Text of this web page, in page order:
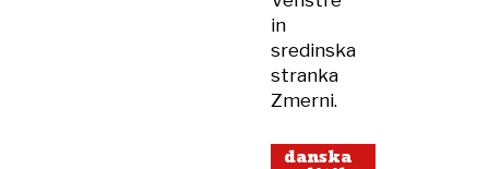
in
sredinska
stranka
Zmerni.
danska